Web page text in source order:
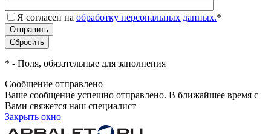
Я согласен на обработку персональных данных.*
* - Поля, обязательные для заполнения
Сообщение отправлено
Ваше сообщение успешно отправлено. В ближайшее время с
Вами свяжется наш специалист
Закрыть окно